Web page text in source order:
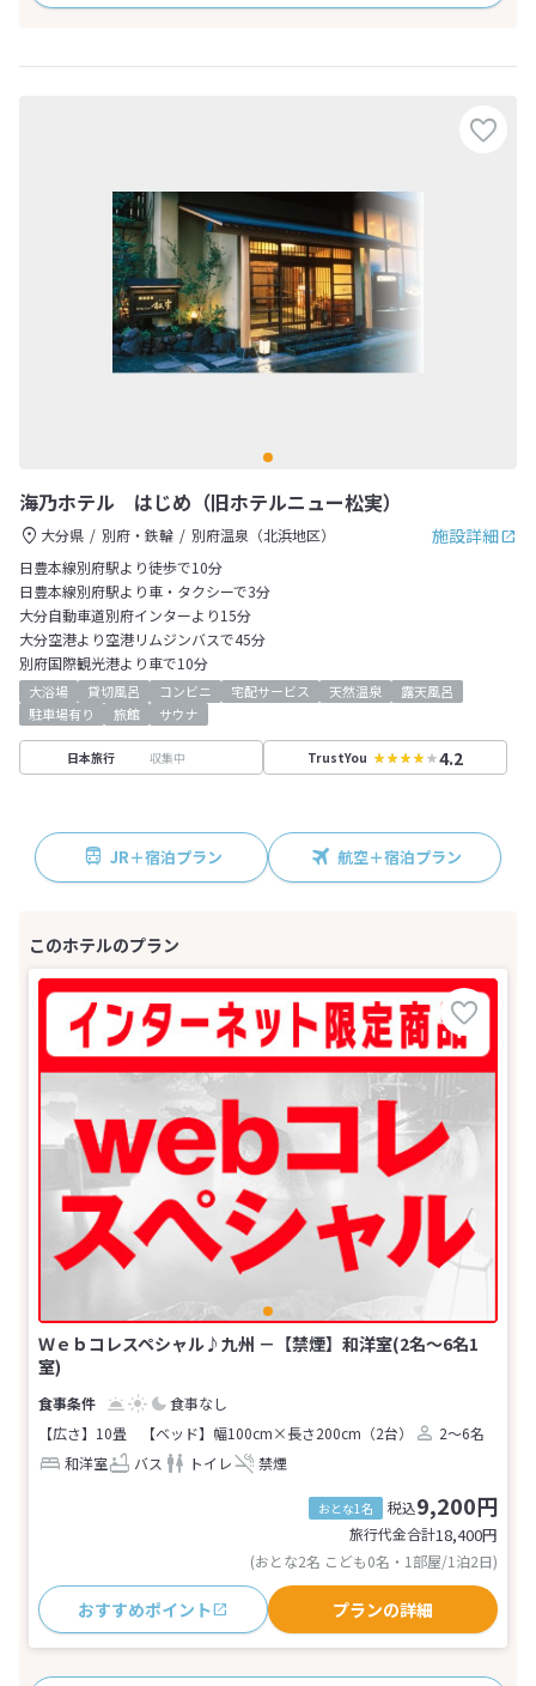
海乃ホテル はじめ（旧ホテルニュー松実）
施設詳細
大分県 別府・鉄輪
別府温泉（北浜地区）
日豊本線別府駅より徒歩で10分
日豊本線別府駅より車・タクシーで3分
大分自動車道別府インターより15分
大分空港より空港リムジンバスで45分
別府国際観光港より車で10分
大浴場 貸切風呂 コンビニ 宅配サービス 天然温泉
露天風呂
駐車場有り
旅館 サウナ
日本旅行 収集中 TrustYou 4.2
JR＋宿泊プラン 航空＋宿泊プラン
Ｗｅｂコレスペシャル♪九州 －【禁煙】和洋室(2名～6名1
室)
食事なし
【広さ】10畳
【ベッド】幅100cm×長さ200cm（2台）
2～6名
和洋室
バス トイレ 禁煙
おとな1名 税込9,200円
旅行代金合計18,400円
(おとな2名 こども0名・1部屋/1泊2日)
おすすめポイント プランの詳細